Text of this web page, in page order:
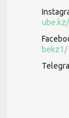
ube.kz/
bekz1/